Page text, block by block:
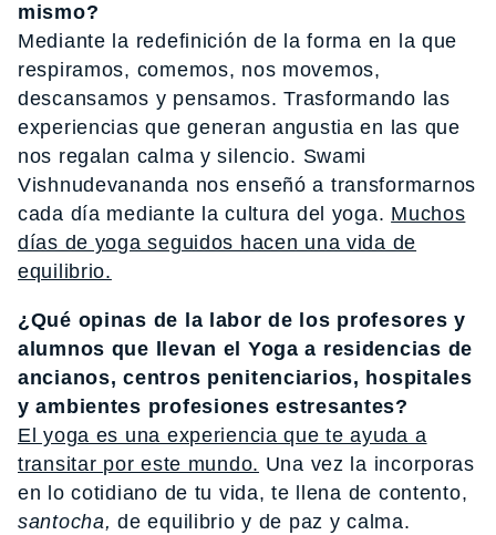
mismo?
Mediante la redefinición de la forma en la que
respiramos, comemos, nos movemos,
descansamos y pensamos. Trasformando las
experiencias que generan angustia en las que
nos regalan calma y silencio. Swami
Vishnudevananda nos enseñó a transformarnos
cada día mediante la cultura del yoga. Muchos
días de yoga seguidos hacen una vida de
equilibrio.
¿Qué opinas de la labor de los profesores y
alumnos que llevan el Yoga a residencias de
ancianos, centros penitenciarios, hospitales
y ambientes profesiones estresantes?
El yoga es una experiencia que te ayuda a
transitar por este mundo. Una vez la incorporas
en lo cotidiano de tu vida, te llena de contento,
santocha, de equilibrio y de paz y calma.